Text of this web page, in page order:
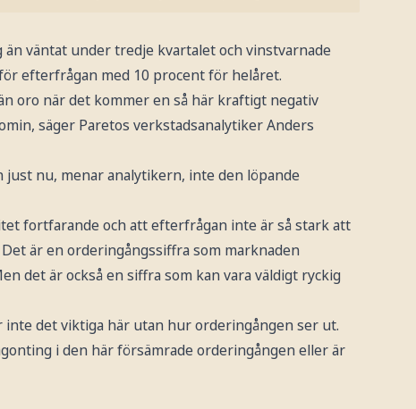
väntat under tredje kvartalet och vinstvarnade
efterfrågan med 10 procent för helåret.
oro när det kommer en så här kraftigt negativ
säger Paretos verkstadsanalytiker Anders
nu, menar analytikern, inte den löpande
fortfarande och att efterfrågan inte är så stark att
är en orderingångssiffra som marknaden
det är också en siffra som kan vara väldigt ryckig
inte det viktiga här utan hur orderingången ser ut.
i den här försämrade orderingången eller är